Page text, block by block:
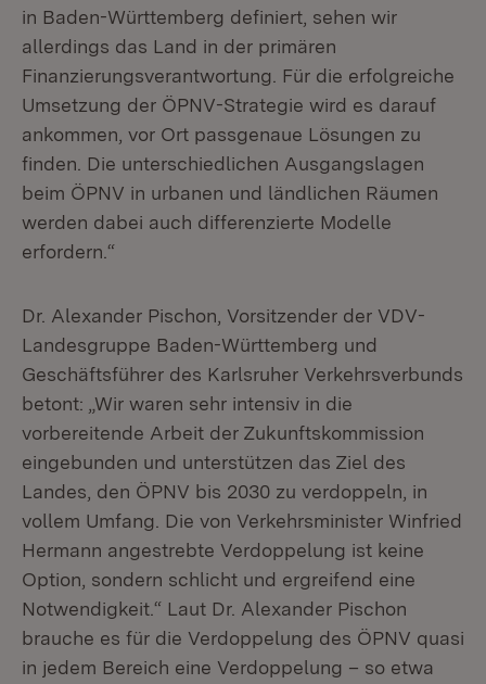
in Baden-Württemberg definiert, sehen wir
allerdings das Land in der primären
Finanzierungsverantwortung. Für die erfolgreiche
Umsetzung der ÖPNV-Strategie wird es darauf
ankommen, vor Ort passgenaue Lösungen zu
finden. Die unterschiedlichen Ausgangslagen
beim ÖPNV in urbanen und ländlichen Räumen
werden dabei auch differenzierte Modelle
erfordern.“
Dr. Alexander Pischon, Vorsitzender der VDV-
Landesgruppe Baden-Württemberg und
Geschäftsführer des Karlsruher Verkehrsverbunds
betont: „Wir waren sehr intensiv in die
vorbereitende Arbeit der Zukunftskommission
eingebunden und unterstützen das Ziel des
Landes, den ÖPNV bis 2030 zu verdoppeln, in
vollem Umfang. Die von Verkehrsminister Winfried
Hermann angestrebte Verdoppelung ist keine
Option, sondern schlicht und ergreifend eine
Notwendigkeit.“ Laut Dr. Alexander Pischon
brauche es für die Verdoppelung des ÖPNV quasi
in jedem Bereich eine Verdoppelung – so etwa